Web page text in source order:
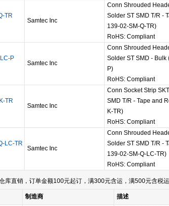
TR
Samtec Inc
Conn Shrouded
Solder ST SMD T/R -
139-02-SM-Q-TR)
RoHS: Compliant
P
Samtec Inc
Conn Shrouded
Solder ST SMD -
P)
RoHS: Compliant
TR
Samtec Inc
Conn Socket Strip
SMD T/R - Tape and
K-TR)
RoHS: Compliant
LC-TR
Samtec Inc
Conn Shrouded
Solder ST SMD T/R -
139-02-SM-Q-LC-TR)
RoHS: Compliant
库直销，订单金额100元起订，满300元含运，满500元含税
制造商 描述